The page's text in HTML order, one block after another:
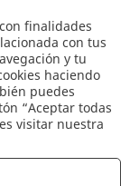
finalidades
con tus
y tu
haciendo
puedes
“Aceptar todas
visitar nuestra
0
precio